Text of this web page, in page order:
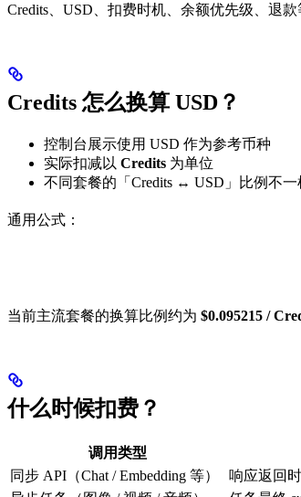
Credits、USD、扣费时机、余额优先级、退款
Credits 怎么换算 USD？
控制台展示使用 USD 作为参考币种
实际扣减以 Credits 为单位
不同套餐的「Credits ↔ USD」比例不
通用公式：
当前主流套餐的换算比例约为 $0.095215 /
什么时候扣费？
调用类型
同步 API（Chat / Embedding 等）
响应返回